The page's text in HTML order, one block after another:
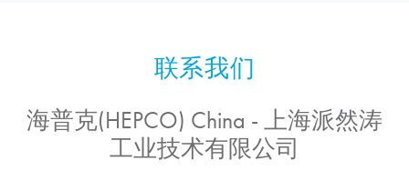
海普克(HEPCO) China - 上海派然涛
工业技术有限公司